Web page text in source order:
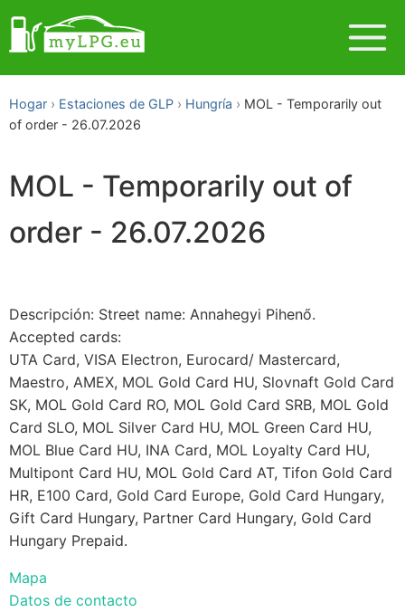
Hogar Estaciones de GLP Hungría
MOL - Temporarily out
of order - 26.07.2026
MOL - Temporarily out of
order - 26.07.2026
Descripción: Street name: Annahegyi Pihenő.
Accepted cards:
UTA Card, VISA Electron, Eurocard/ Mastercard,
Maestro, AMEX, MOL Gold Card HU, Slovnaft Gold Card
SK, MOL Gold Card RO, MOL Gold Card SRB, MOL Gold
Card SLO, MOL Silver Card HU, MOL Green Card HU,
MOL Blue Card HU, INA Card, MOL Loyalty Card HU,
Multipont Card HU, MOL Gold Card AT, Tifon Gold Card
HR, E100 Card, Gold Card Europe, Gold Card Hungary,
Gift Card Hungary, Partner Card Hungary, Gold Card
Hungary Prepaid.
Mapa
Datos de contacto